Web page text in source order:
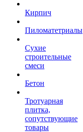
Кирпич
Пиломатетриалы
Сухие
строительные
смеси
Бетон
Тротуарная
плитка,
cопутствующие
товары